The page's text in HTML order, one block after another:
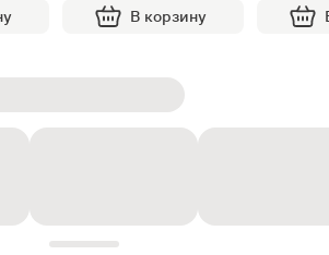
В корзину